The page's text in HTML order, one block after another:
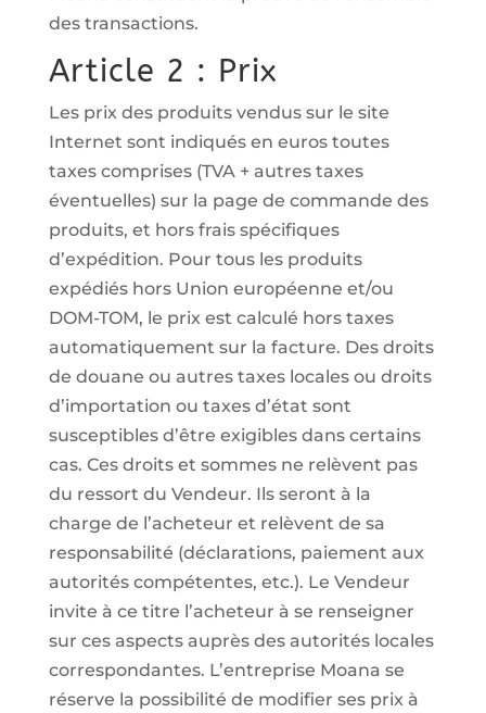
des transactions.
Article 2 : Prix
Les prix des produits vendus sur le site
Internet sont indiqués en euros toutes
taxes comprises (TVA + autres taxes
éventuelles) sur la page de commande des
produits, et hors frais spécifiques
d’expédition. Pour tous les produits
expédiés hors Union européenne et/ou
DOM-TOM, le prix est calculé hors taxes
automatiquement sur la facture. Des droits
de douane ou autres taxes locales ou droits
d’importation ou taxes d’état sont
susceptibles d’être exigibles dans certains
cas. Ces droits et sommes ne relèvent pas
du ressort du Vendeur. Ils seront à la
charge de l’acheteur et relèvent de sa
responsabilité (déclarations, paiement aux
autorités compétentes, etc.). Le Vendeur
invite à ce titre l’acheteur à se renseigner
sur ces aspects auprès des autorités locales
correspondantes. L’entreprise Moana se
réserve la possibilité de modifier ses prix à